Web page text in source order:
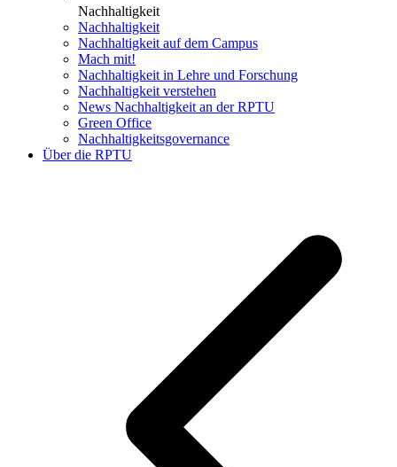
Nachhaltigkeit
Nachhaltigkeit
Nachhaltigkeit auf dem Campus
Mach mit!
Nachhaltigkeit in Lehre und Forschung
Nachhaltigkeit verstehen
News Nachhaltigkeit an der RPTU
Green Office
Nachhaltigkeitsgovernance
Über die RPTU